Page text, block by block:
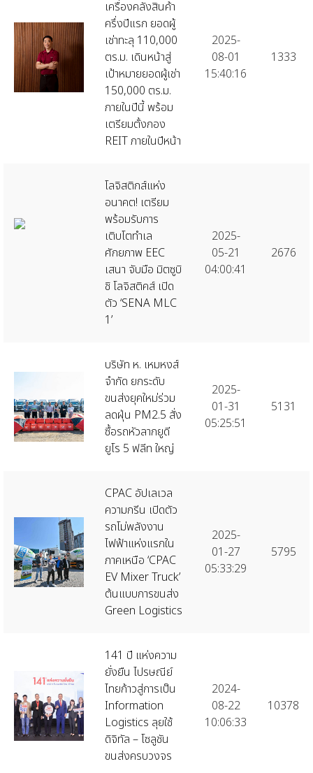
เครื่องคลังสินค้า
ครึ่งปีแรก ยอดผู้
เช่าทะลุ 110,000
ตร.ม. เดินหน้าสู่
เป้าหมายยอดผู้เช่า
150,000 ตร.ม.
ภายในปีนี้ พร้อม
เตรียมตั้งกอง
REIT ภายในปีหน้า
2025-
08-01
15:40:16
1333
โลจิสติกส์แห่ง
อนาคต! เตรียม
พร้อมรับการ
เติบโตทำเล
ศักยภาพ EEC
เสนา จับมือ มิตซูบิ
ชิ โลจิสติคส์ เปิด
ตัว ‘SENA MLC
1’
2025-
05-21
04:00:41
2676
บริษัท ห. เหมหงส์
จำกัด ยกระดับ
ขนส่งยุคใหม่ร่วม
ลดฝุ่น PM2.5 สั่ง
ซื้อรถหัวลากยูดี
ยูโร 5 ฟลีท ใหญ่
2025-
01-31
05:25:51
5131
CPAC อัปเลเวล
ความกรีน เปิดตัว
รถโม่พลังงาน
ไฟฟ้าแห่งแรกใน
ภาคเหนือ ‘CPAC
EV Mixer Truck’
ต้นแบบการขนส่ง
Green Logistics
2025-
01-27
05:33:29
5795
141 ปี แห่งความ
ยั่งยืน ไปรษณีย์
ไทยก้าวสู่การเป็น
Information
Logistics ลุยใช้
ดิจิทัล – โซลูชัน
ขนส่งครบวงจร
2024-
08-22
10:06:33
10378